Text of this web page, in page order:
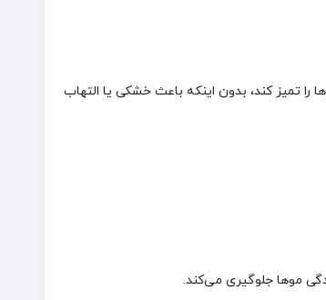
تمیز کند، بدون اینکه باعث خشکی یا التهاب